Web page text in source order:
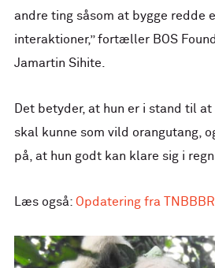
andre ting såsom at bygge redde
interaktioner,” fortæller BOS
Jamartin Sihite.
Det betyder, at hun er i stand til
skal kunne som vild orangutang,
på, at hun godt kan klare sig i
Læs også: Opdatering fra